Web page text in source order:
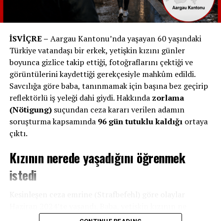
olduğuna dikkat çekiyor.
RELATED TOPICS:
UP NEXT
St. Gallen’de milyonluk cami projesi tartışma yarattı
DON'T MISS
Basel’de vatandaşlık başvuruları dijitalleşiyor: Ücretler
de düşürülüyor
İSVİÇRE – Aargau Kantonu’nda yaşayan 60 yaşındaki
Türkiye vatandaşı bir erkek, yetişkin kızını günler
boyunca gizlice takip ettiği, fotoğraflarını çektiği ve
görüntülerini kaydettiği gerekçesiyle mahkûm edildi.
Savcılığa göre baba, tanınmamak için başına bez geçirip
reflektörlü iş yeleği dahi giydi. Hakkında zorlama
(Nötigung)suçundan ceza kararı verilen adamın
soruşturma kapsamında 96 gün tutuklu kaldığıortaya
çıktı.
Kızının nerede yaşadığını öğrenmek
istedi
yaptığını ve nerede yaşadığını öğrenmek amacıyla